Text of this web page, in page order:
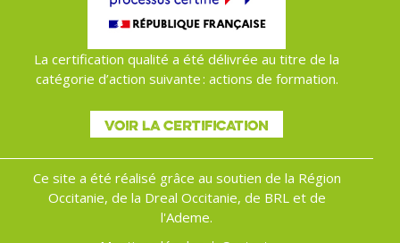
La certification qualité a été délivrée au titre de la
catégorie d’action suivante : actions de formation.
VOIR LA CERTIFICATION
Ce site a été réalisé grâce au soutien de la Région
Occitanie, de la Dreal Occitanie, de BRL et de
l'Ademe.